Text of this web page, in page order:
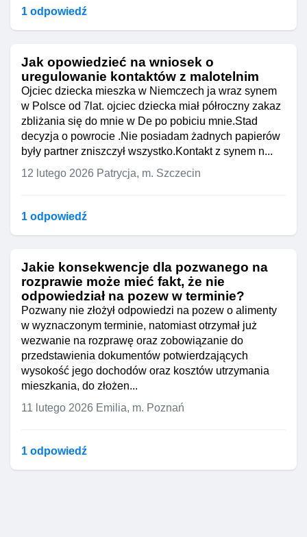
umieszczenia w ZOL.
Jeśli masz możliwość, poproś
kogoś bliskiego o wsparcie w tych
kwestiach.
Uwaga! Konsultacji nie udzielił
prawnik, a sztuczna inteligencja.
wiedzy. Ubezwłasnowolnienie
wymaga postępowania sądowego,
w którym jesteś stroną i masz
prawo do obrony swoich
interesów. O decyzji sądu musisz
być poinformowana, a sam proces
powinien być transparentny.
Rekomendacje:
omówić Twoją sytuację i uzyskać
Skontaktuj się z rzecznikiem praw
pacjenta w szpitalu, aby omówić
swoje obawy dotyczące renty i
umieszczenia w ZOL.
Jeśli masz możliwość, poproś
kogoś bliskiego o wsparcie w tych
kwestiach.
Uwaga! Konsultacji nie udzielił
1 odpowiedź
Jak opowiedzieć na wniosek o
uregulowanie kontaktów z malotelnim
Ojciec dziecka mieszka w Niemczech ja wraz synem
w Polsce od 7lat. ojciec dziecka miał półroczny zakaz
zbliżania się do mnie w De po pobiciu mnie.Stad
decyzja o powrocie .Nie posiadam żadnych papierów
były partner zniszczył wszystko.Kontakt z synem n...
12 lutego 2026 Patrycja, m. Szczecin
1 odpowiedź
Jakie konsekwencje dla pozwanego na
rozprawie może mieć fakt, że nie
odpowiedział na pozew w terminie?
Pozwany nie złożył odpowiedzi na pozew o alimenty
w wyznaczonym terminie, natomiast otrzymał już
wezwanie na rozprawę oraz zobowiązanie do
przedstawienia dokumentów potwierdzających
wysokość jego dochodów oraz kosztów utrzymania
mieszkania, do złożen...
11 lutego 2026 Emilia, m. Poznań
1 odpowiedź